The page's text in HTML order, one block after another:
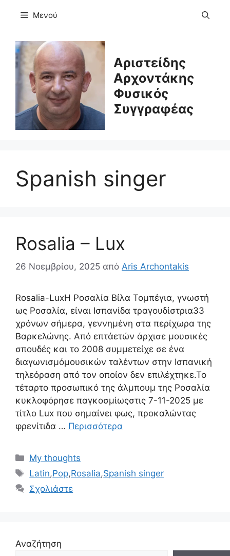
Μενού
Αριστείδης
Αρχοντάκης
Φυσικός
Συγγραφέας
Spanish singer
Rosalia – Lux
26 Νοεμβρίου, 2025 από Aris Archontakis
Rosalia-LuxΗ Ροσαλία Βίλα Τομπέγια, γνωστή
ως Ροσαλία, είναι Ισπανίδα τραγουδίστρια33
χρόνων σήμερα, γεννημένη στα περίχωρα της
Βαρκελώνης. Από επτάετών άρχισε μουσικές
σπουδές και το 2008 συμμετείχε σε ένα
διαγωνισμόμουσικών ταλέντων στην Ισπανική
τηλεόραση από τον οποίον δεν επιλέχτηκε.Το
τέταρτο προσωπικό της άλμπουμ της Ροσαλία
κυκλοφόρησε παγκοσμίωςστις 7-11-2025 με
τίτλο Lux που σημαίνει φως, προκαλώντας
φρενίτιδα … Περισσότερα
Κατηγορίες
My thoughts
Ετικέτες
Latin,Pop,Rosalia,Spanish singer
Σχολιάστε
Αναζήτηση